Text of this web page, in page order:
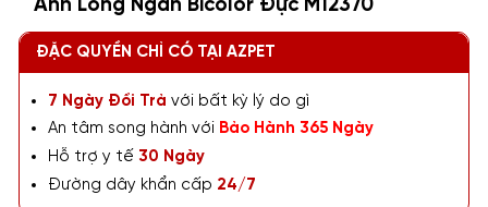
Anh Lông Ngắn Bicolor Đực M12370
ĐẶC QUYỀN CHỈ CÓ TẠI AZPET
7 Ngày Đổi Trả với bất kỳ lý do gì
An tâm song hành với Bảo Hành 365 Ngày
Hỗ trợ y tế 30 Ngày
Đường dây khẩn cấp 24/7